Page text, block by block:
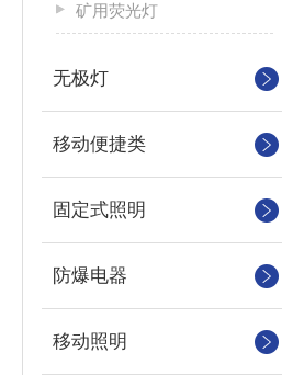
矿用荧光灯
无极灯
移动便捷类
固定式照明
防爆电器
移动照明